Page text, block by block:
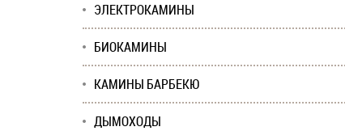
ЭЛЕКТРОКАМИНЫ
БИОКАМИНЫ
КАМИНЫ БАРБЕКЮ
ДЫМОХОДЫ